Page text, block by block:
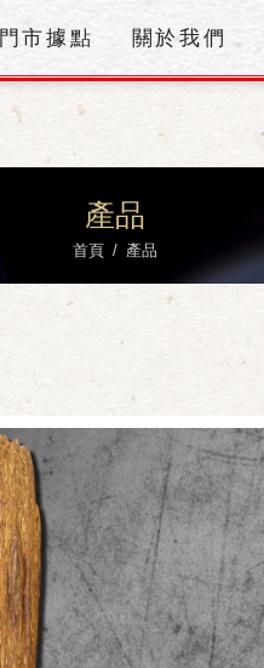
門市據點 關於我們
產品
首頁 產品